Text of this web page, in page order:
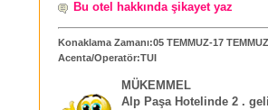
Bu otel hakkında şikayet yaz
Konaklama Zamanı:05 TEMMUZ-17 TEMMUZ
Acenta/Operatör:TUI
MÜKEMMEL
Alp Paşa Hotelinde 2 .